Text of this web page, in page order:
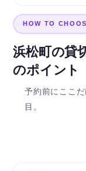
HOW TO
浜松町の貸
のポイント
予約前にここ
目。